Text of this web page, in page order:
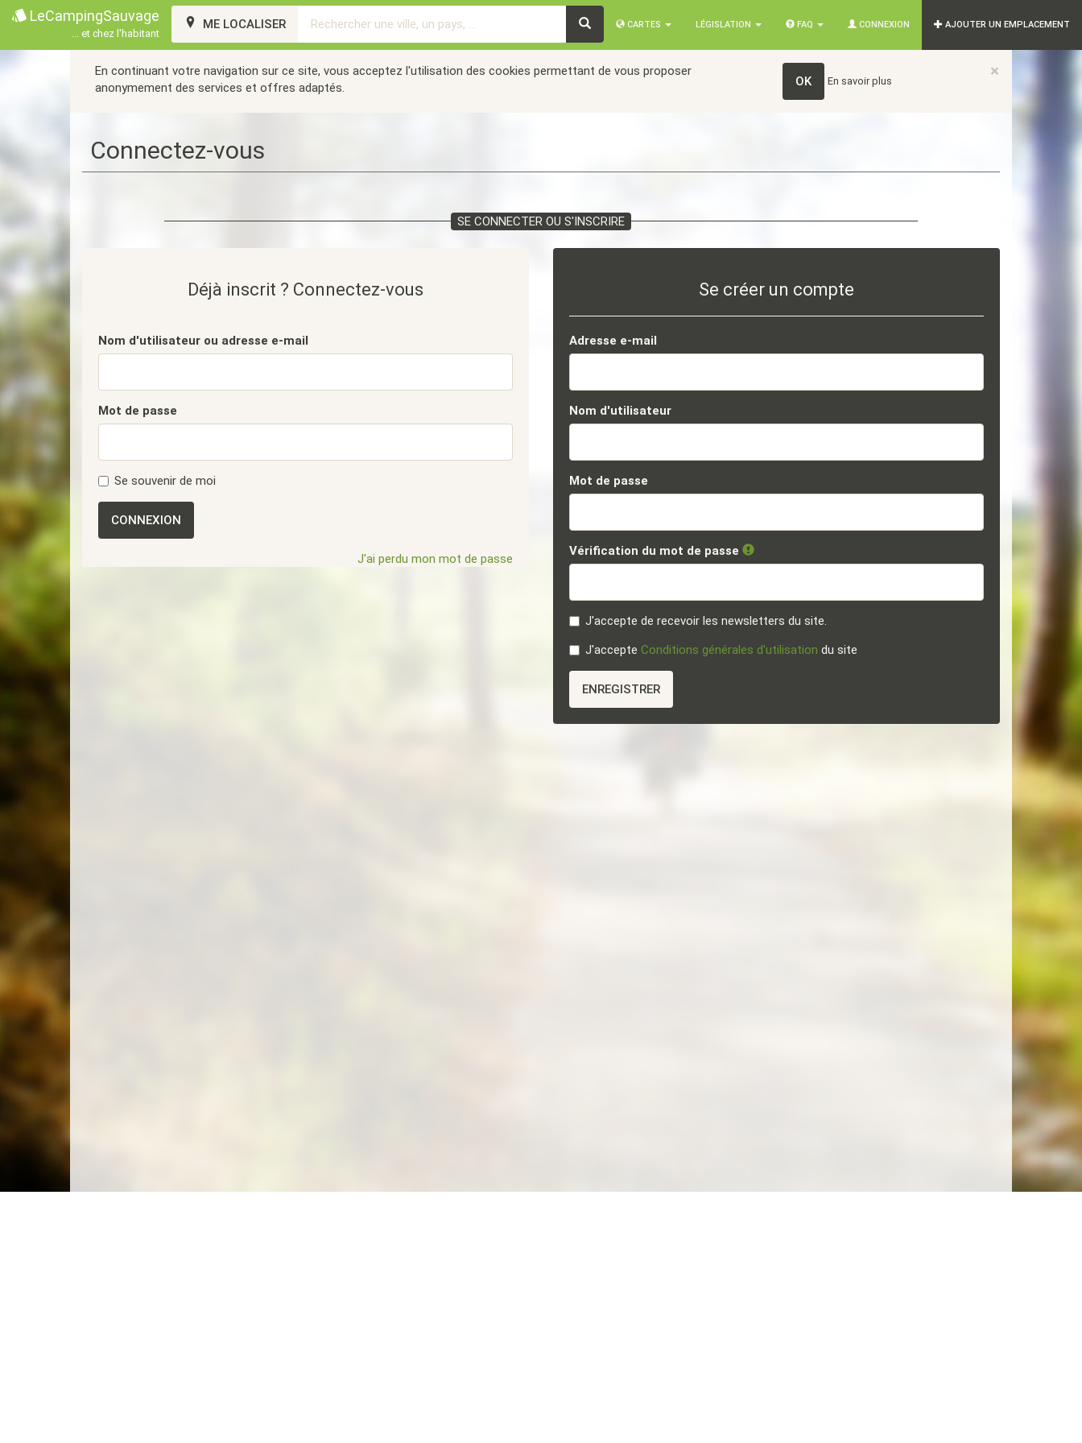
LeCampingSauvage
... et chez l'habitant
CARTES LÉGISLATION FAQ CONNEXION AJOUTER UN EMPLACEMENT
ME LOCALISER
×
En continuant votre navigation sur ce site, vous acceptez l'utilisation des cookies permettant de vous proposer
anonymement des services et offres adaptés.
OK En savoir plus
Connectez-vous
SE CONNECTER OU S'INSCRIRE
Déjà inscrit ? Connectez-vous
Nom d'utilisateur ou adresse e-mail
Mot de passe
Se souvenir de moi
CONNEXION
J'ai perdu mon mot de passe
Se créer un compte
Adresse e-mail
Nom d'utilisateur
Mot de passe
Vérification du mot de passe
J'accepte de recevoir les newsletters du site.
J'accepte Conditions générales d'utilisation du site